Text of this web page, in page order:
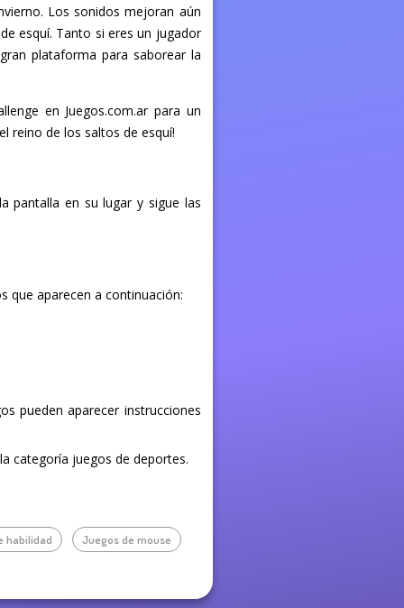
Los sonidos mejoran aún
esquí. Tanto si eres un jugador
plataforma para saborear la
en Juegos.com.ar para un
reino de los saltos de esquí!
pantalla en su lugar y sigue las
que aparecen a continuación:
pueden aparecer instrucciones
categoría juegos de deportes.
habilidad Juegos de mouse